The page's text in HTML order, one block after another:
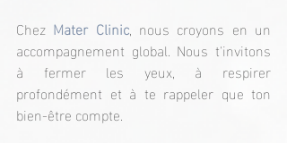
Chez Mater Clinic, nous croyons en un
accompagnement global. Nous t'invitons
à fermer les yeux, à respirer
profondément et à te rappeler que ton
bien-être compte.